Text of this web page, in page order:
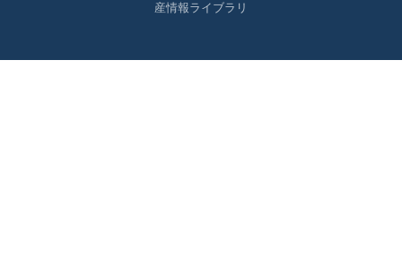
産情報ライブラリ